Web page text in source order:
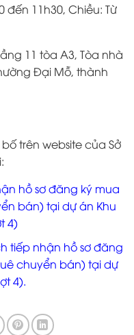
đến 11h30, Chiều: Từ
11 tòa A3, Tòa nhà
Đại Mỗ, thành
trên website của Sở
hồ sơ đăng ký mua
bán) tại dự án Khu
4)
tiếp nhận hồ sơ đăng
chuyển bán) tại dự
4).